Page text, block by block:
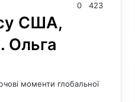
0 423
США,
Ольга
моменти глобальної